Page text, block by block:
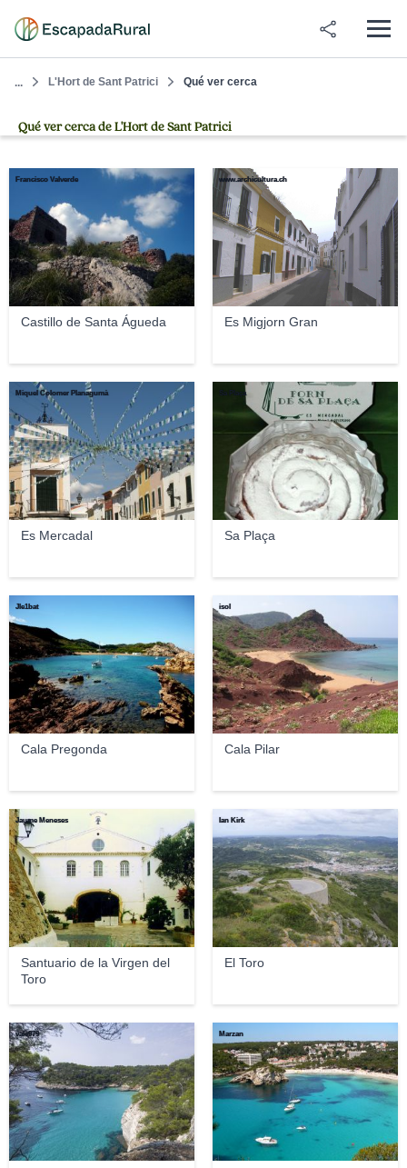
... L'Hort de Sant Patrici Qué ver cerca
Qué ver cerca de L'Hort de Sant Patrici
Castillo de Santa Águeda
Francisco Valverde
Es Migjorn Gran
www.archicultura.ch
Es Mercadal
Miquel Colomer Planagumà
Sa Plaça
Sa Plaça
Cala Pregonda
Jle1bat
Cala Pilar
isol
Santuario de la Virgen del
Toro
Jaume Meneses
El Toro
Ian Kirk
vale979 Marzan